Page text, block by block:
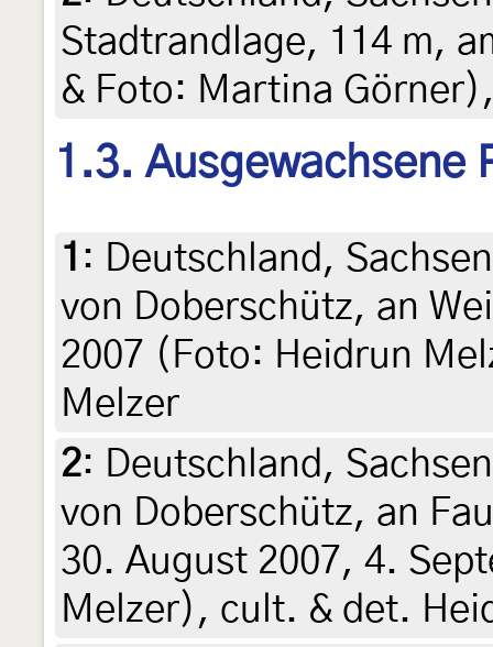
Stadtrandlage, 114 m,
& Foto: Martina
1.3. Ausgewachsene
1 : Deutschland,
von Doberschütz, an
2007 (Foto: Heidrun
Melzer
2: Deutschland,
von Doberschütz, an
30. August 2007, 4.
Melzer), cult. & det.